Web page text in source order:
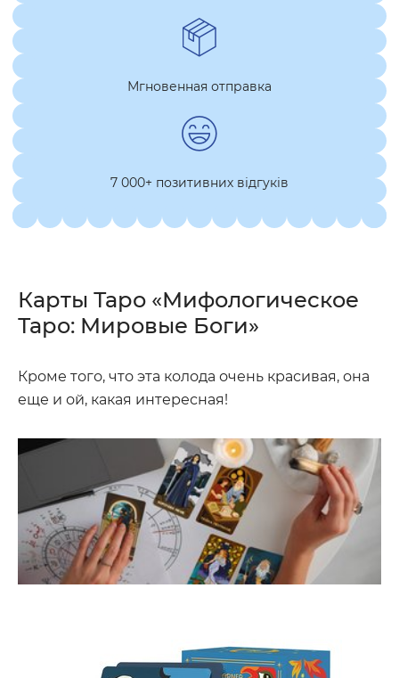
Мгновенная отправка
7 000+ позитивних відгуків
Карты Таро «Мифологическое
Таро: Мировые Боги»
Кроме того, что эта колода очень красивая, она
еще и ой, какая интересная!